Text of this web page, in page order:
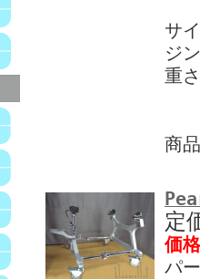
サ
ジ
重
商
価
パ